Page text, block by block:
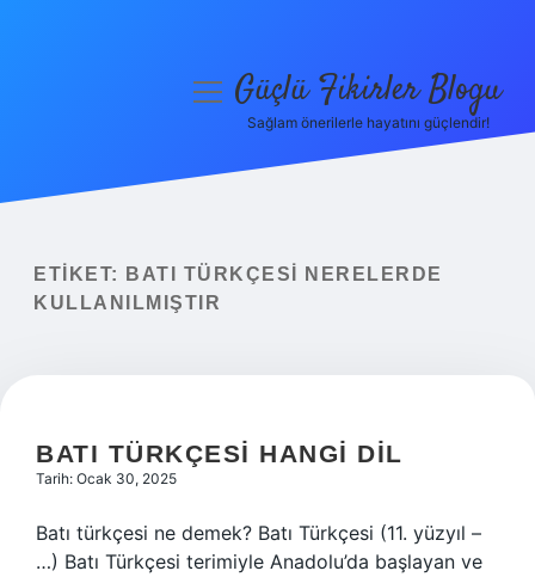
Yasal Uyarı
menüyüGüçlü Fikirler Blogu
Sağlam önerilerle hayatını güçlendir!
ETIKET:
BATI TÜRKÇESI NERELERDE
KULLANILMIŞTIR
BATI TÜRKÇESI HANGI DIL
Tarih: Ocak 30, 2025
Batı türkçesi ne demek? Batı Türkçesi (11. yüzyıl –
…) Batı Türkçesi terimiyle Anadolu’da başlayan ve